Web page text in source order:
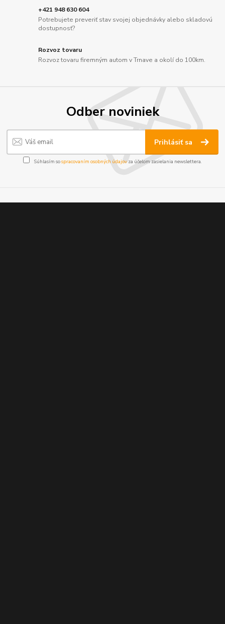
+421 948 630 604
Potrebujete preveriť stav svojej objednávky alebo skladovú
dostupnosť?
Rozvoz tovaru
Rozvoz tovaru firemným autom v Trnave a okolí do 100km.
Odber noviniek
Prihlásiť sa
Súhlasím sospracovaním osobných údajov za účelom zasielania newslettera.